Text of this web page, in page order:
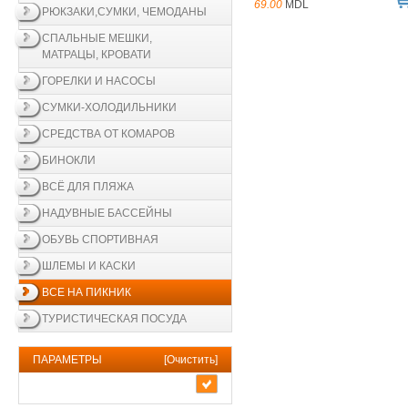
РЮКЗАКИ,СУМКИ, ЧЕМОДАНЫ
СПАЛЬНЫЕ МЕШКИ,
МАТРАЦЫ, КРОВАТИ
ГОРЕЛКИ И НАСОСЫ
СУМКИ-ХОЛОДИЛЬНИКИ
СРЕДСТВА ОТ КОМАРОВ
БИНОКЛИ
ВСЁ ДЛЯ ПЛЯЖА
НАДУВНЫЕ БАССЕЙНЫ
ОБУВЬ СПОРТИВНАЯ
ШЛЕМЫ И КАСКИ
ВСЕ НА ПИКНИК
ТУРИСТИЧЕСКАЯ ПОСУДА
ПАРАМЕТРЫ [Очистить]
69.00 MDL